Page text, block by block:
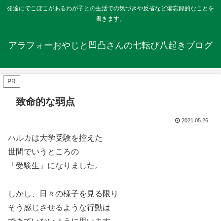
発達にでこぼこがあるわが子との生活での気づきや反省など備忘録的なことを
書きます。
アラフォーおやじと凹凸さんの七転び八起きブログ
PR
致命的な弱点
2021.05.26
ハルカは大学受験を控えた
世間でいうところの
「受験生」になりました。
しかし、日々の様子を見る限り
そう感じさせるような行動は